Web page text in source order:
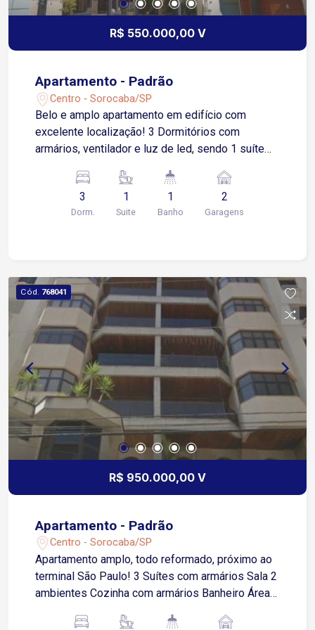
R$ 550.000,00 V
Apartamento - Padrão
Centro - Sorocaba/SP
Belo e amplo apartamento em edifício com
excelente localização! 3 Dormitórios com
armários, ventilador e luz de led, sendo 1 suíte
ambientes com luminárias e sanca Cozinha com
armários Banheiro social Área de serviço com
armários e banheiro Lavanderia 2 Vagas de
3
Dorm.
1
Suite
1
Banho
2
Garagens
Cód. 768041
R$ 950.000,00 V
Apartamento - Padrão
Centro - Sorocaba/SP
Apartamento amplo, todo reformado, próximo ao
terminal São Paulo! 3 Suítes com armários Sala 2
ambientes Cozinha com armários Banheiro Área
garagem cobertas * Dormitório com piso tacão!